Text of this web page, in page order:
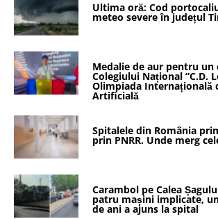
Ultima oră: Cod
meteo severe în județul
Medalie de aur pentru un
Colegiului Național ”C.D.
Olimpiada Internațională
Artificială
Spitalele din România
prin PNRR. Unde merg
Carambol pe Calea
patru mașini implicate,
de ani a ajuns la spital